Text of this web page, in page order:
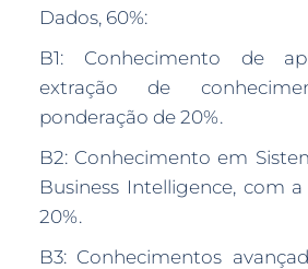
Dados, 60%:
B1: Conhecimento de
extração de
ponderação de 20%.
B2: Conhecimento em
Business Intelligence, com
20%.
B3: Conhecimentos